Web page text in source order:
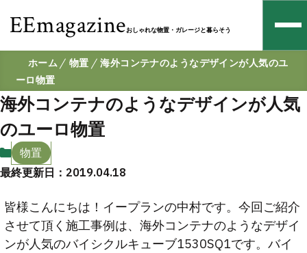
EEmagazineおしゃれな物置・ガレージと暮らそう
ホーム 物置
海外コンテナのようなデザインが人気のユ
ーロ物置
海外コンテナのようなデザインが人気
のユーロ物置
物置
最終更新日：2019.04.18
皆様こんにちは！イープランの中村です。今回ご紹介
させて頂く施工事例は、海外コンテナのようなデザイ
ンが人気のバイシクルキューブ1530SQ1です。バイ